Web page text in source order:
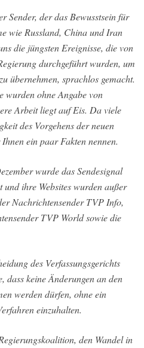
Sender, der das Bewusstsein für
wie Russland, China und Iran
die jüngsten Ereignisse, die von
durchgeführt wurden, um
übernehmen, sprachlos gemacht.
wurden ohne Angabe von
Arbeit liegt auf Eis. Da viele
des Vorgehens der neuen
ein paar Fakten nennen.
wurde das Sendesignal
ihre Websites wurden außer
Nachrichtensender TVP Info,
TVP World sowie die
des Verfassungsgerichts
dass keine Änderungen an den
werden dürfen, ohne ein
einzuhalten.
den Wandel in